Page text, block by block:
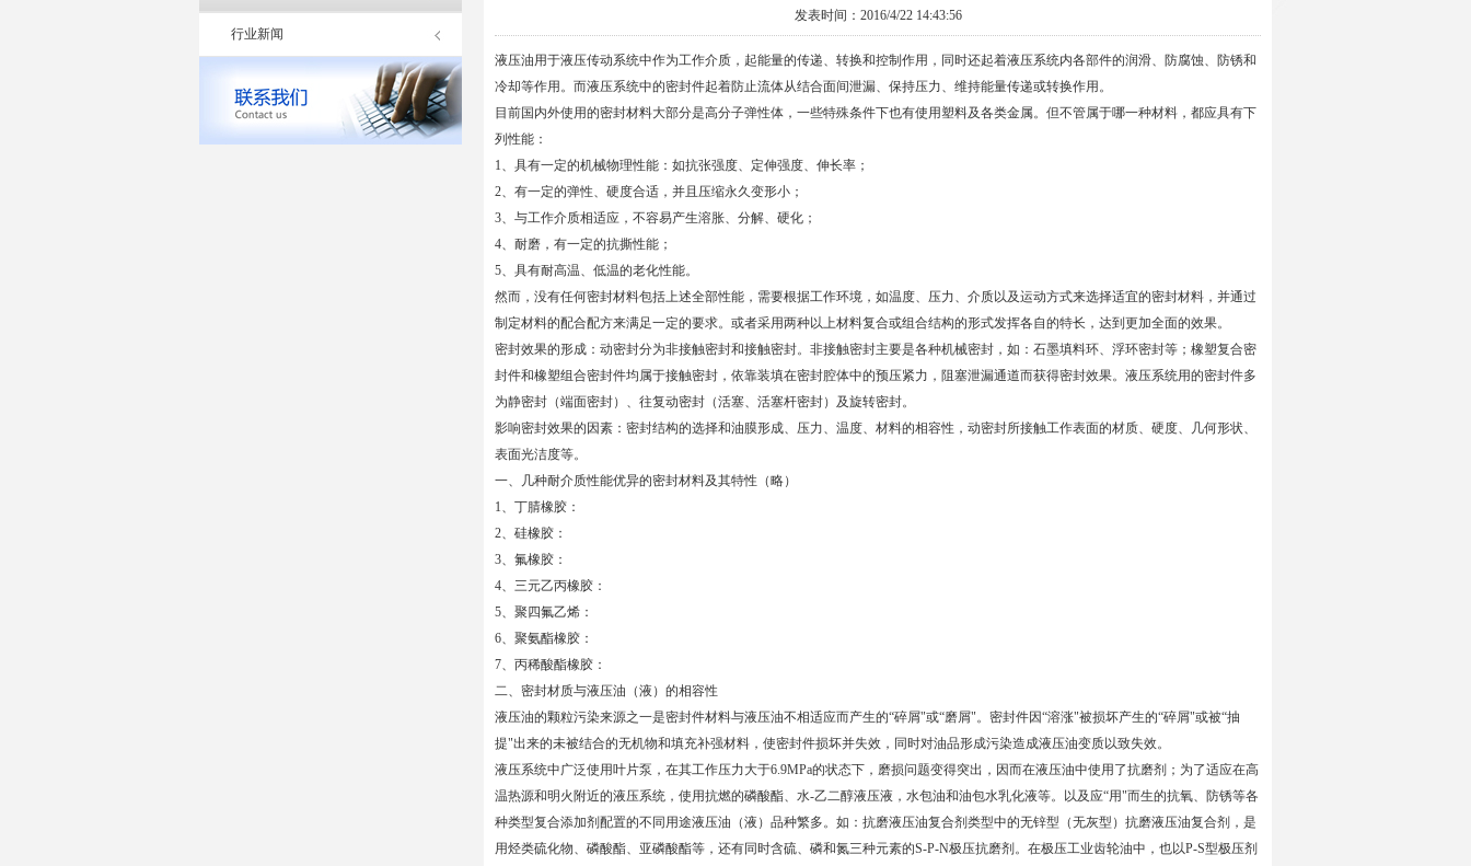
行业新闻
发表时间：2016/4/22 14:43:56
液压油用于液压传动系统中作为工作介质，起能量的传递、转换和控制作用，同时还起着液压系统内各部件的润滑、防腐蚀、防锈和
冷却等作用。而液压系统中的密封件起着防止流体从结合面间泄漏、保持压力、维持能量传递或转换作用。
目前国内外使用的密封材料大部分是高分子弹性体，一些特殊条件下也有使用塑料及各类金属。但不管属于哪一种材料，都应具有下
列性能：
1、具有一定的机械物理性能：如抗张强度、定伸强度、伸长率；
2、有一定的弹性、硬度合适，并且压缩永久变形小；
3、与工作介质相适应，不容易产生溶胀、分解、硬化；
4、耐磨，有一定的抗撕性能；
5、具有耐高温、低温的老化性能。
然而，没有任何密封材料包括上述全部性能，需要根据工作环境，如温度、压力、介质以及运动方式来选择适宜的密封材料，并通过
制定材料的配合配方来满足一定的要求。或者采用两种以上材料复合或组合结构的形式发挥各自的特长，达到更加全面的效果。
密封效果的形成：动密封分为非接触密封和接触密封。非接触密封主要是各种机械密封，如：石墨填料环、浮环密封等；橡塑复合密
封件和橡塑组合密封件均属于接触密封，依靠装填在密封腔体中的预压紧力，阻塞泄漏通道而获得密封效果。液压系统用的密封件多
为静密封（端面密封）、往复动密封（活塞、活塞杆密封）及旋转密封。
影响密封效果的因素：密封结构的选择和油膜形成、压力、温度、材料的相容性，动密封所接触工作表面的材质、硬度、几何形状、
表面光洁度等。
一、几种耐介质性能优异的密封材料及其特性（略）
1、丁腈橡胶：
2、硅橡胶：
3、氟橡胶：
4、三元乙丙橡胶：
5、聚四氟乙烯：
6、聚氨酯橡胶：
7、丙稀酸酯橡胶：
二、密封材质与液压油（液）的相容性
液压油的颗粒污染来源之一是密封件材料与液压油不相适应而产生的“碎屑"或“磨屑"。密封件因“溶涨"被损坏产生的“碎屑"或被“抽
提"出来的未被结合的无机物和填充补强材料，使密封件损坏并失效，同时对油品形成污染造成液压油变质以致失效。
液压系统中广泛使用叶片泵，在其工作压力大于6.9MPa的状态下，磨损问题变得突出，因而在液压油中使用了抗磨剂；为了适应在高
温热源和明火附近的液压系统，使用抗燃的磷酸酯、水-乙二醇液压液，水包油和油包水乳化液等。以及应“用"而生的抗氧、防锈等各
种类型复合添加剂配置的不同用途液压油（液）品种繁多。如：抗磨液压油复合剂类型中的无锌型（无灰型）抗磨液压油复合剂，是
用烃类硫化物、磷酸酯、亚磷酸酯等，还有同时含硫、磷和氮三种元素的S-P-N极压抗磨剂。在极压工业齿轮油中，也以P-S型极压剂